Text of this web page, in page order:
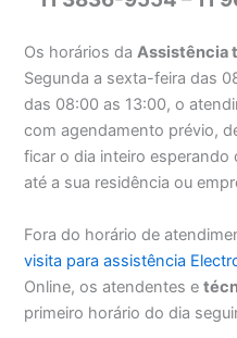
Os horários daAssistência
Segunda a sexta-feira das
das 08:00 as 13:00, o
com agendamento prévio,
ficar o dia inteiro
até a sua residência ou
Fora do horário de
visita para assistência
Online, os atendentes e
primeiro horário do dia